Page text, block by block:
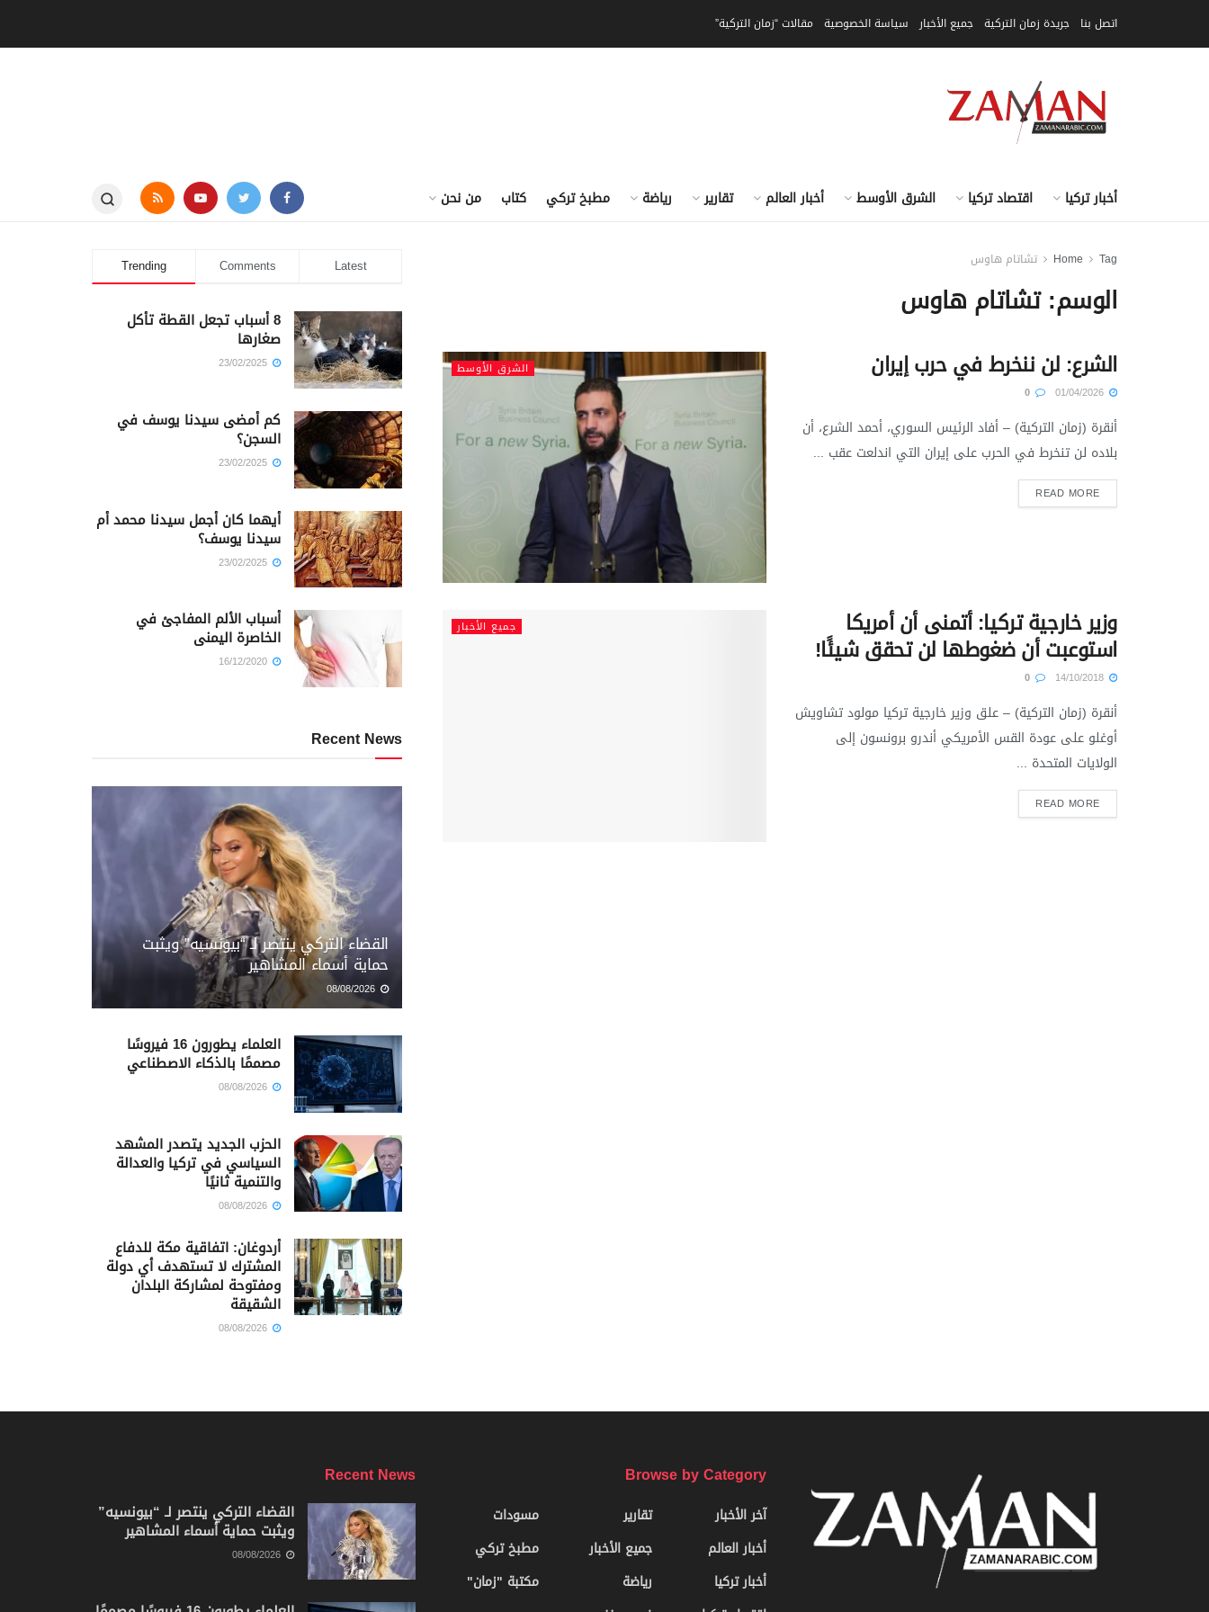
اتصل بنا جريدة زمان التركية جميع الأخبار سياسة الخصوصية مقالات “زمان التركية”
أخبار تركيا اقتصاد تركيا الشرق الأوسط أخبار العالم تقارير رياضة مطبخ تركي كتاب من نحن
Home Tag تشاتام هاوس
الوسم:تشاتام هاوس
الشرق الأوسط الشرع: لن ننخرط في حرب إيران
أنقرة (زمان التركية) – أفاد الرئيس السوري، أحمد الشرع، أن
بلاده لن تنخرط في الحرب على إيران التي اندلعت عقب ...
READ MORE
جميع الأخبار وزير خارجية تركيا: أتمنى أن أمريكا
استوعبت أن ضغوطها لن تحقق شيئًا!
أنقرة (زمان التركية) – علق وزير خارجية تركيا مولود تشاويش
أوغلو على عودة القس الأمريكي أندرو برونسون إلى
الولايات المتحدة ...
READ MORE
Trending Comments Latest
8 أسباب تجعل القطة تأكل
صغارها
كم أمضى سيدنا يوسف في
السجن؟
أيهما كان أجمل سيدنا محمد أم
سيدنا يوسف؟
أسباب الألم المفاجئ في
الخاصرة اليمنى
Recent News
القضاء التركي ينتصر لـ “بيونسيه” ويثبت
حماية أسماء المشاهير
العلماء يطورون 16 فيروسًا
مصممًا بالذكاء الاصطناعي
الحزب الجديد يتصدر المشهد
السياسي في تركيا والعدالة
والتنمية ثانيًا
أردوغان: اتفاقية مكة للدفاع
المشترك لا تستهدف أي دولة
ومفتوحة لمشاركة البلدان
الشقيقة
Browse by Category
آخر الأخبار
أخبار العالم
أخبار تركيا
تقارير
جميع الأخبار
رياضة
مسودات
مطبخ تركي
مكتبة "زمان"
Recent News
القضاء التركي ينتصر لـ “بيونسيه”
ويثبت حماية أسماء المشاهير